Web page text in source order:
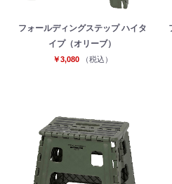
フォールディングステップ ハイタ
イプ（オリーブ）
￥3,080 （税込）